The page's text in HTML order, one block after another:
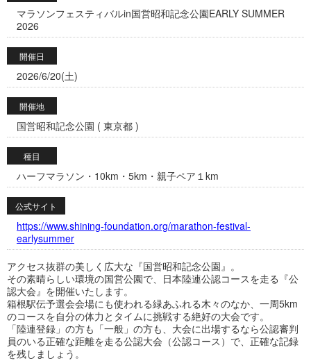
マラソンフェスティバルin国営昭和記念公園EARLY SUMMER
2026
開催日
2026/6/20(土)
開催地
国営昭和記念公園 ( 東京都 )
種目
ハーフマラソン・10km・5km・親子ペア１km
公式サイト
https://www.shining-foundation.org/marathon-festival-
earlysummer
アクセス抜群の美しく広大な『国営昭和記念公園』。
その素晴らしい環境の国営公園で、日本陸連公認コースを走る『公
認大会』を開催いたします。
箱根駅伝予選会会場にも使われる緑あふれる木々のなか、一周5km
のコースを自分の体力とタイムに挑戦する絶好の大会です。
「陸連登録」の方も「一般」の方も、大会に出場するなら公認審判
員のいる正確な距離を走る公認大会（公認コース）で、正確な記録
を残しましょう。